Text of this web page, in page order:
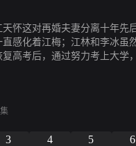
怀这对再婚夫妻分离十年
感化着江梅；江林和李冰虽
高考后，通过努力考上大
3 4 5 6